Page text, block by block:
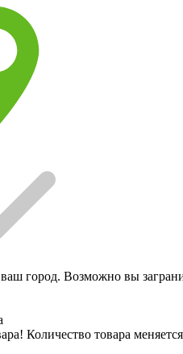
город. Возможно вы
Количество товара